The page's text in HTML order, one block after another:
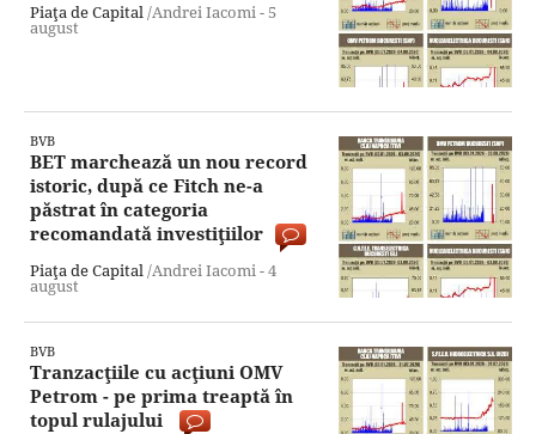
Piaţa de Capital/Andrei Iacomi - 5
august
BVB
BET marchează un nou record
istoric, după ce Fitch ne-a
păstrat în categoria
recomandată investiţiilor
Piaţa de Capital/Andrei Iacomi -4
august
BVB
Tranzacţiile cu acţiuni OMV
Petrom - pe prima treaptă în
topul rulajului